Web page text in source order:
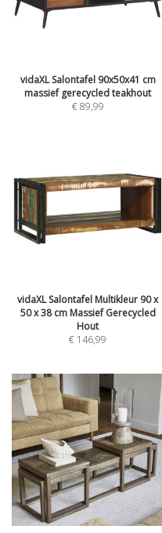
vidaXL Salontafel 90x50x41 cm
massief gerecycled teakhout
€89,99
vidaXL Salontafel Multikleur 90 x
50 x 38 cm Massief Gerecycled
Hout
€ 146,99